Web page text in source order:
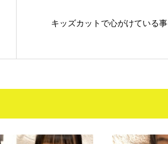
キッズカットで心がけている事